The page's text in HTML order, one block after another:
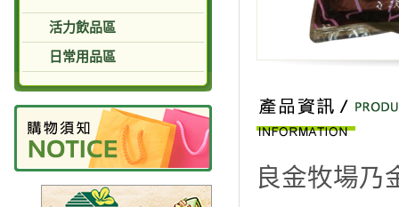
活力飲品區
日常用品區
良金牧場乃